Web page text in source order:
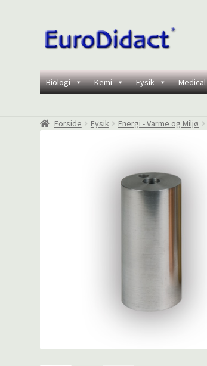
Spring
til
Spring
til
Biologi Kemi Fysik Medical
Forside Fysik Energi - Varme og Miljø